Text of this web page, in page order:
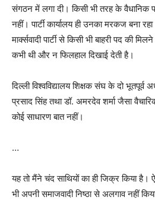
संगठन में लगा दी। किसी भी तरह के वैधानिक
नहीं। पार्टी कार्यालय ही उनका मरकज बना
मार्क्सवादी पार्टी से किसी भी बाहरी पद की
कभी थी और न फिलहाल दिखाई देती है।
दिल्ली विश्वविद्यालय शिक्षक संघ के दो भूतपूर्व
प्रसाद सिंह तथा डॉ. अमरदेव शर्मा जैसा
कोई साधारण बात नहीं।
…
यह तो मैंने चंद साथियों का ही जिक्र किया
भी अपनी समाजवादी निष्ठा से अलगाव नहीं